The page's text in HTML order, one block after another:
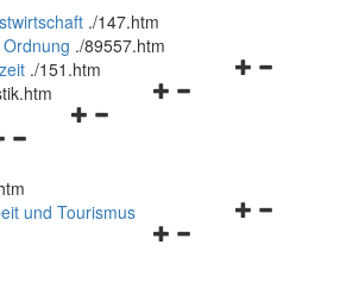
./147.htm
./89557.htm
Navigationsmenü
./151.htm
Navigationsmenü
Navigationsmenü
und Tourismus